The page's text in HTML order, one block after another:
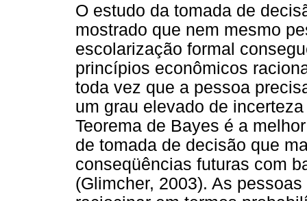
O estudo da tomada de
mostrado que nem mesmo
escolarização formal
princípios econômicos
toda vez que a pessoa
um grau elevado de
Teorema de Bayes é a
de tomada de decisão que
conseqüências futuras com
(Glimcher, 2003). As